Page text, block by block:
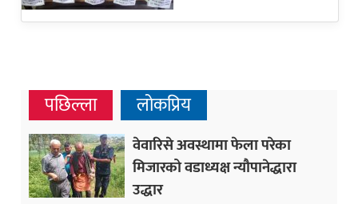
पछिल्ला लोकप्रिय
वेवारिसे अवस्थामा फेला परेका
मिजारको वडाध्यक्ष न्यौपानेद्धारा
उद्धार